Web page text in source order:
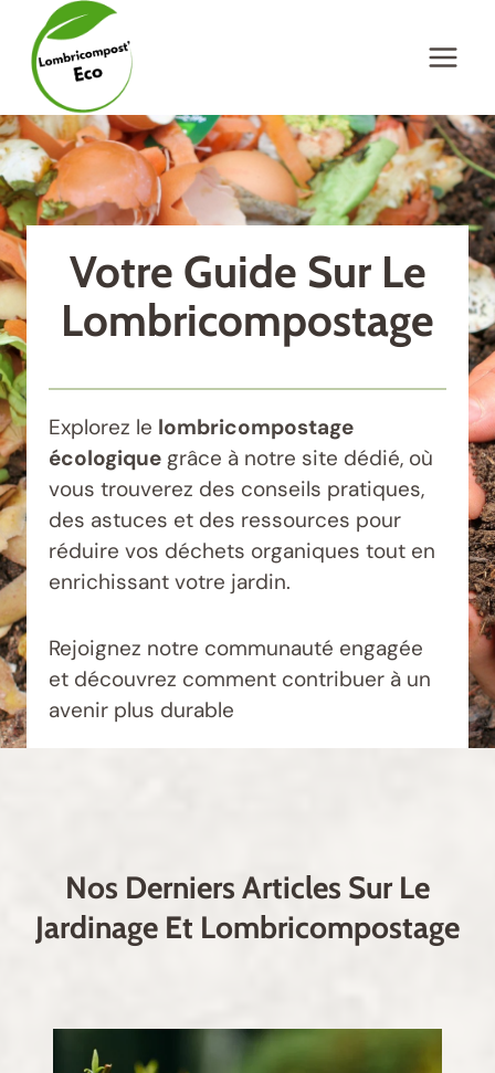
contenu
Votre Guide Sur Le
Lombricompostage
Explorez le lombricompostage
écologique grâce à notre site dédié, où
vous trouverez des conseils pratiques,
des astuces et des ressources pour
réduire vos déchets organiques tout en
enrichissant votre jardin.
Rejoignez notre communauté engagée
et découvrez comment contribuer à un
avenir plus durable
Nos Derniers Articles Sur Le
Jardinage Et Lombricompostage